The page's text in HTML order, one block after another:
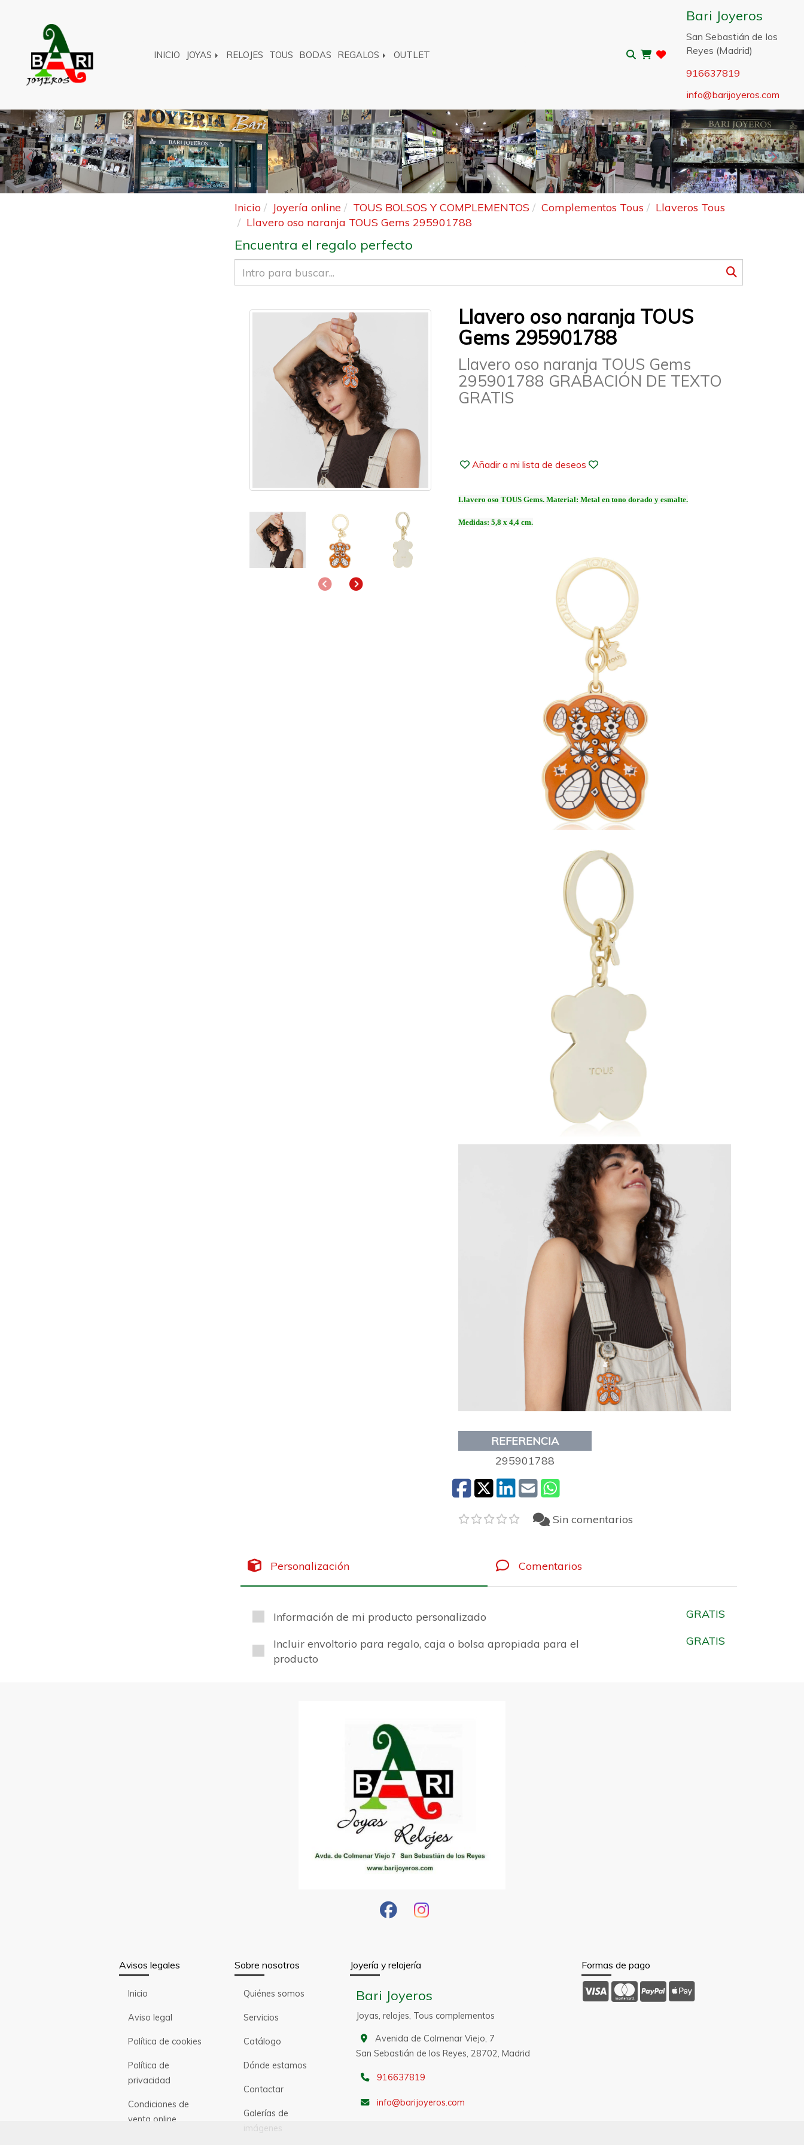
INICIO JOYAS RELOJES TOUS BODAS REGALOS OUTLET
Bari Joyeros
San Sebastián de los
Reyes (Madrid)
916637819
info
barijoyeros.com
Anterior
Inicio Joyería online TOUS BOLSOS Y COMPLEMENTOS Complementos Tous
Llaveros Tous
Llavero oso naranja TOUS Gems 295901788
Encuentra el regalo perfecto
AnteriorSiguiente
Llavero oso naranja TOUS
Gems 295901788
Llavero oso naranja TOUS Gems
295901788 GRABACIÓN DE TEXTO
GRATIS
Añadir a mi lista de deseos
Llavero oso TOUS Gems. Material: Metal en tono dorado y esmalte.
Medidas: 5,8 x 4,4 cm.
REFERENCIA
295901788
Sin comentarios
Personalización Comentarios
Información de mi producto personalizado GRATIS
Incluir envoltorio para regalo, caja o bolsa apropiada para el
producto
GRATIS
Avisos legales
Inicio
Aviso legal
Política de cookies
Política de
privacidad
Condiciones de
venta online
Sobre nosotros
Quiénes somos
Servicios
Catálogo
Dónde estamos
Contactar
Galerías de
imágenes
Joyería y relojería
Bari Joyeros
Joyas, relojes, Tous complementos
Avenida de Colmenar Viejo, 7
San Sebastián de los Reyes, 28702,Madrid
916637819
info barijoyeros.com
Formas de pago